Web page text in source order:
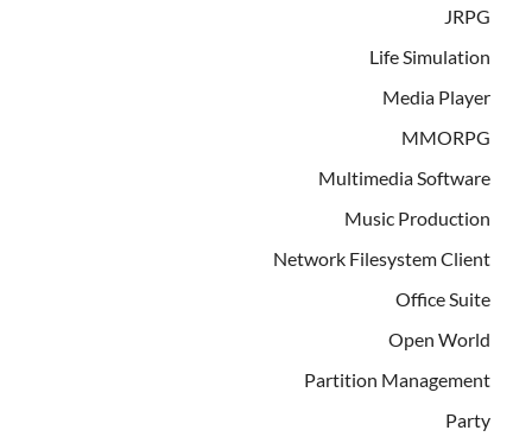
JRPG
Life Simulation
Media Player
MMORPG
Multimedia Software
Music Production
Network Filesystem Client
Office Suite
Open World
Partition Management
Party